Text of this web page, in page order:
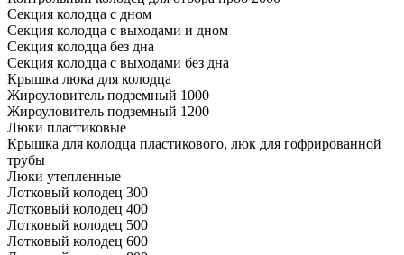
Секция колодца с дном
Секция колодца с выходами и дном
Секция колодца без дна
Секция колодца с выходами без дна
Крышка люка для колодца
Жироуловитель подземный 1000
Жироуловитель подземный 1200
Люки пластиковые
Крышка для колодца пластикового, люк для гофрированной
трубы
Люки утепленные
Лотковый колодец 300
Лотковый колодец 400
Лотковый колодец 500
Лотковый колодец 600